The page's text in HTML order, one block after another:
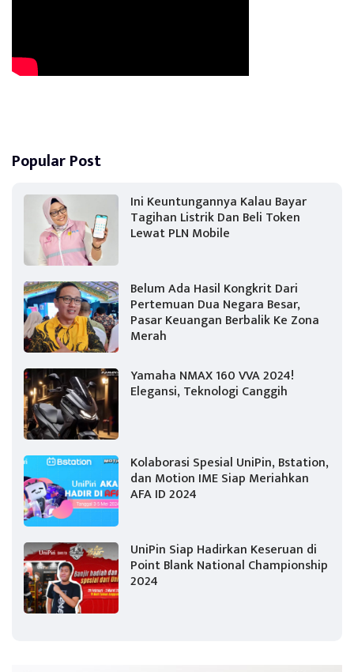
Popular Post
Ini Keuntungannya Kalau Bayar
Tagihan Listrik Dan Beli Token
Lewat PLN Mobile
Belum Ada Hasil Kongkrit Dari
Pertemuan Dua Negara Besar,
Pasar Keuangan Berbalik Ke Zona
Merah
Yamaha NMAX 160 VVA 2024!
Elegansi, Teknologi Canggih
Kolaborasi Spesial UniPin, Bstation,
dan Motion IME Siap Meriahkan
AFA ID 2024
UniPin Siap Hadirkan Keseruan di
Point Blank National Championship
2024